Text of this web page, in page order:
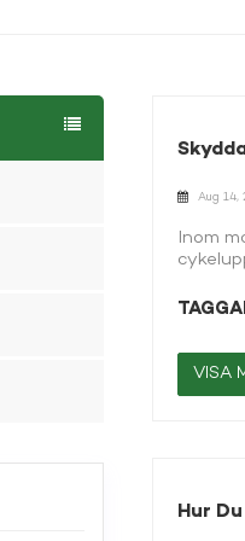
Aug 14,
Inom
I den
VISA
Hur